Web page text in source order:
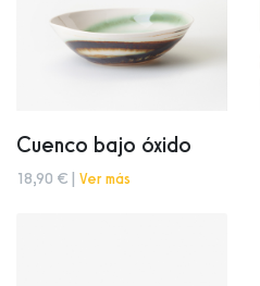
Cuenco bajo óxido
18,90 € | Ver más